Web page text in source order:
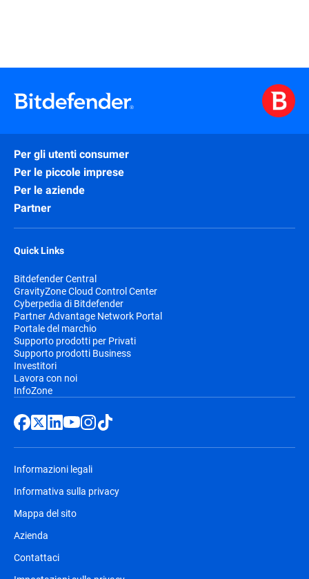
Per gli utenti consumer
Per le piccole imprese
Per le aziende
Partner
Quick Links
Bitdefender Central
GravityZone Cloud Control Center
Cyberpedia di Bitdefender
Partner Advantage Network Portal
Portale del marchio
Supporto prodotti per Privati
Supporto prodotti Business
Investitori
Lavora con noi
InfoZone
Informazioni legali
Informativa sulla privacy
Mappa del sito
Azienda
Contattaci